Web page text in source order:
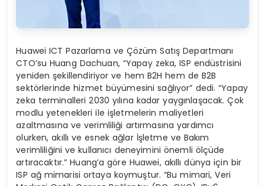
Huawei ICT Pazarlama ve Çözüm Satış Departmanı
CTO’su Huang Dachuan, “Yapay zeka, ISP endüstrisini
yeniden şekillendiriyor ve hem B2H hem de B2B
sektörlerinde hizmet büyümesini sağlıyor” dedi. “Yapay
zeka terminalleri 2030 yılına kadar yaygınlaşacak. Çok
modlu yetenekleri ile işletmelerin maliyetleri
azaltmasına ve verimliliği artırmasına yardımcı
olurken, akıllı ve esnek ağlar İşletme ve Bakım
verimliliğini ve kullanıcı deneyimini önemli ölçüde
artıracaktır.” Huang’a göre Huawei, akıllı dünya için bir
ISP ağ mimarisi ortaya koymuştur.“Bu mimari, Veri